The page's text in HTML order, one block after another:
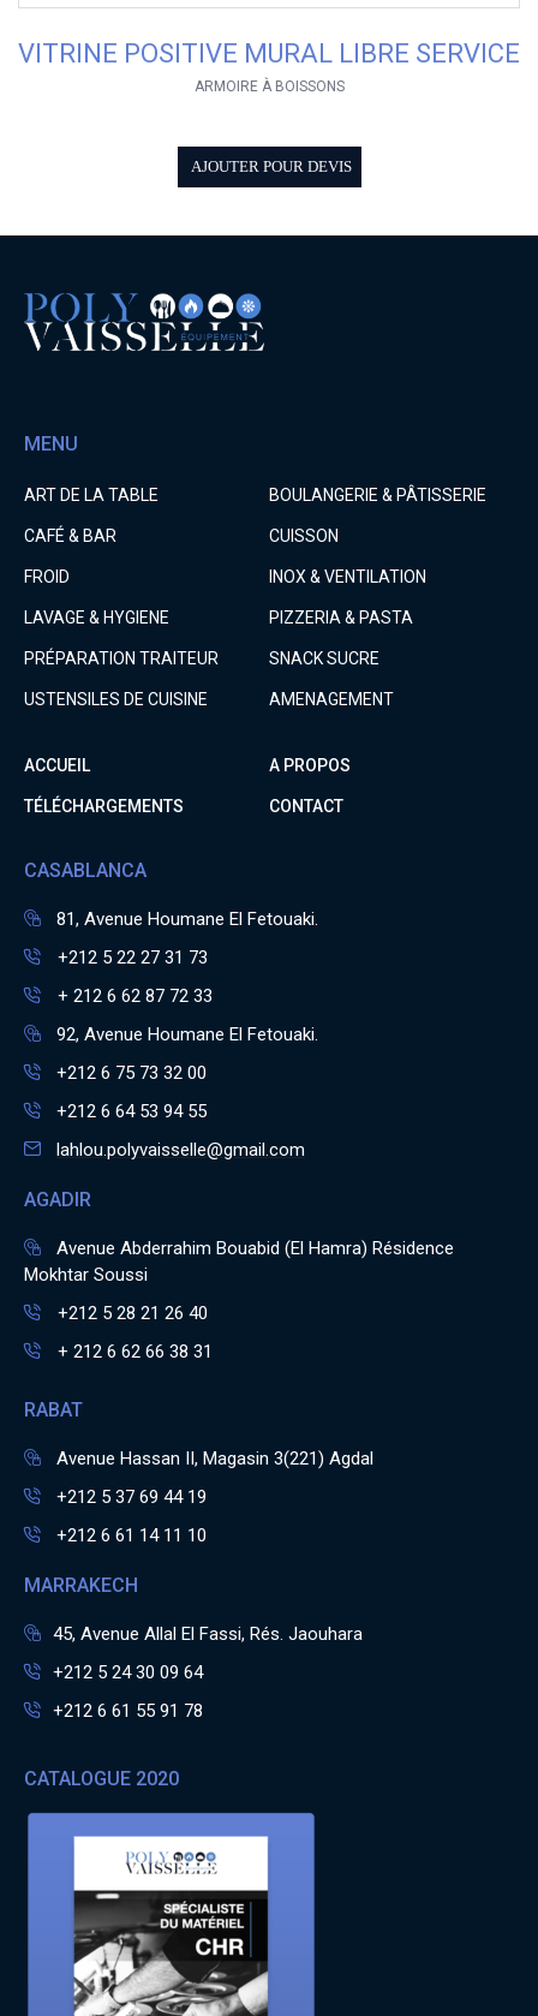
VITRINE POSITIVE MURAL LIBRE SERVICE
ARMOIRE À BOISSONS
AJOUTER POUR DEVIS
MENU
ART DE LA TABLE BOULANGERIE & PÂTISSERIE
CAFÉ & BAR CUISSON
FROID INOX & VENTILATION
LAVAGE & HYGIENE PIZZERIA & PASTA
PRÉPARATION TRAITEUR SNACK SUCRE
USTENSILES DE CUISINE AMENAGEMENT
ACCUEIL A PROPOS
TÉLÉCHARGEMENTS CONTACT
CASABLANCA
81, Avenue Houmane El Fetouaki.
+212 5 22 27 31 73
+ 212 6 62 87 72 33
92, Avenue Houmane El Fetouaki.
+212 6 75 73 32 00
+212 6 64 53 94 55
lahlou.polyvaisselle@gmail.com
AGADIR
Avenue Abderrahim Bouabid (El Hamra) Résidence
Mokhtar Soussi
+212 5 28 21 26 40
+ 212 6 62 66 38 31
RABAT
Avenue Hassan II, Magasin 3(221) Agdal
+212 5 37 69 44 19
+212 6 61 14 11 10
MARRAKECH
45, Avenue Allal El Fassi, Rés. Jaouhara
+212 5 24 30 09 64
+212 6 61 55 91 78
CATALOGUE 2020